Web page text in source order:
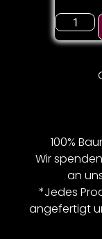
100%
Wir
an
*Jedes
angefertigt